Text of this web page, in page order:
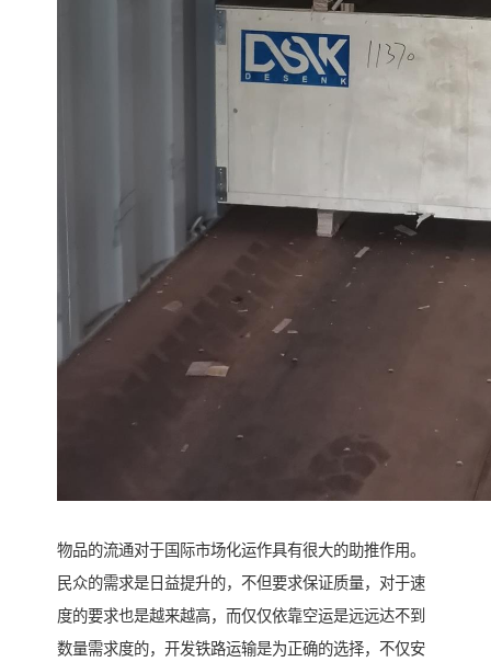
物品的流通对于国际市场化运作具有很大的助推作用。
民众的需求是日益提升的，不但要求保证质量，对于速
度的要求也是越来越高，而仅仅依靠空运是远远达不到
数量需求度的，开发铁路运输是为正确的选择，不仅安